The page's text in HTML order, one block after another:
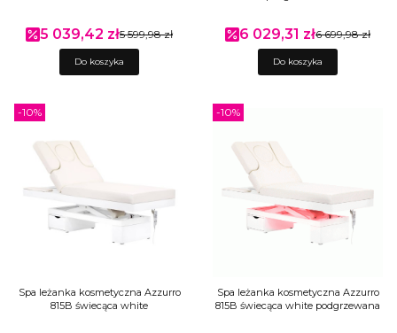
Cena promocyjna
5 039,42 zł5 599,98 zł
Do koszyka
Cena promocyjna
6 029,31 zł6 699,98 zł
Do koszyka
Spa leżanka kosmetyczna Azzurro
815B świecąca white
-10%
Spa leżanka kosmetyczna Azzurro
815B świecąca white podgrzewana
-10%